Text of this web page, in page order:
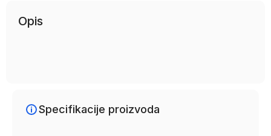
Opis
Specifikacije proizvoda